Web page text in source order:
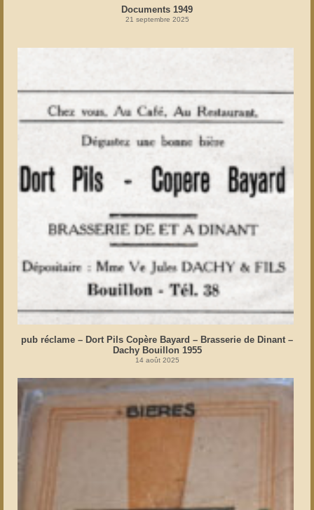
Documents 1949
21 septembre 2025
pub réclame – Dort Pils Copère Bayard – Brasserie de Dinant –
Dachy Bouillon 1955
14 août 2025